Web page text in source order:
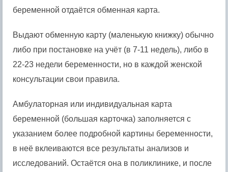
беременной отдаётся обменная карта.
Выдают обменную карту (маленькую книжку) обычно
либо при постановке на учёт (в 7-11 недель), либо в
22-23 недели беременности, но в каждой женской
консультации свои правила.
Амбулаторная или индивидуальная карта
беременной (большая карточка) заполняется с
указанием более подробной картины беременности,
в неё вклеиваются все результаты анализов и
исследований. Остаётся она в поликлинике, и после